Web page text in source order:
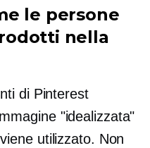
le persone
nella
di Pinterest
"idealizzata"
utilizzato. Non